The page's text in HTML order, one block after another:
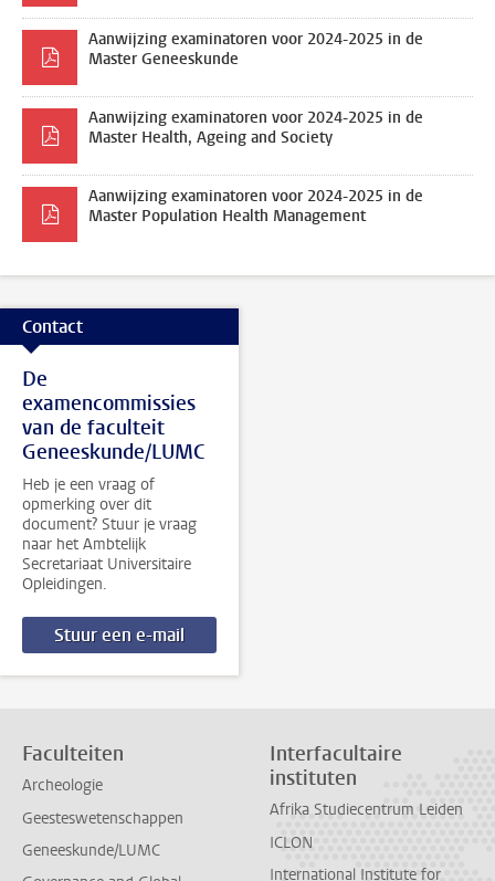
Aanwijzing examinatoren voor 2024-2025 in de
Master Geneeskunde
Aanwijzing examinatoren voor 2024-2025 in de
Master Health, Ageing and Society
Aanwijzing examinatoren voor 2024-2025 in de
Master Population Health Management
Contact
De
examencommissies
van de faculteit
Geneeskunde/LUMC
Heb je een vraag of
opmerking over dit
document? Stuur je vraag
naar het Ambtelijk
Secretariaat Universitaire
Opleidingen.
Stuur een e-mail
Faculteiten
Archeologie
Geesteswetenschappen
Geneeskunde/LUMC
Interfacultaire
instituten
Afrika Studiecentrum Leiden
ICLON
International Institute for